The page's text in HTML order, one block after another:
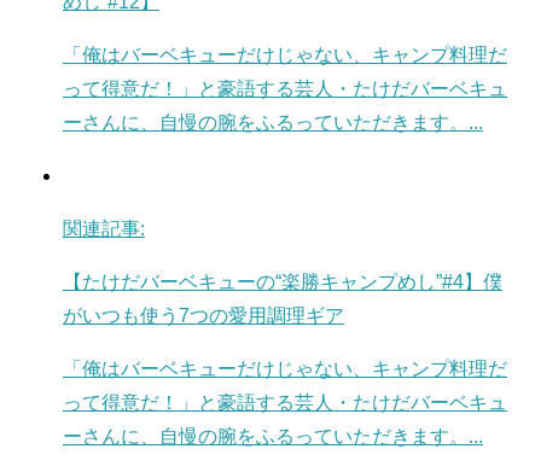
「俺はバーベキューだけじゃない、キャンプ料理だ
って得意だ！」と豪語する芸人・たけだバーベキュ
ーさんに、自慢の腕をふるっていただきます。...
関連記事:
【たけだバーベキューの“楽勝キャンプめし”#4】僕
がいつも使う7つの愛用調理ギア
「俺はバーベキューだけじゃない、キャンプ料理だ
って得意だ！」と豪語する芸人・たけだバーベキュ
ーさんに、自慢の腕をふるっていただきます。...